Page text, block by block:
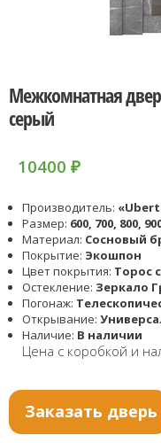
Межкомнатная
серый
10400 ₽
Производитель:
Размер: 600, 700, 800,
Материал: Сосновый
Покрытие: Экошпон
Цвет покрытия: Торос
Остекление: Зеркало
Погонаж:
Открывание:
Наличие: В наличии
Цена с коробкой и
Заказать дверь